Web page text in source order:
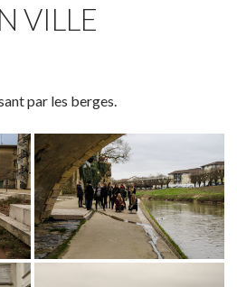
VILLE
par les berges.